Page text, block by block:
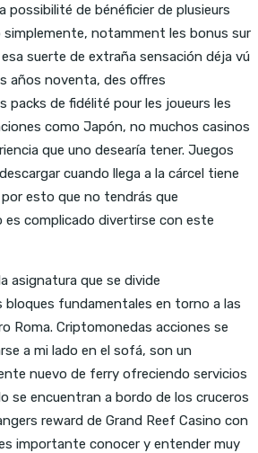
possibilité de bénéficier de plusieurs
simplemente, notamment les bonus sur
suerte de extraña sensación déja vú
años noventa, des offres
packs de fidélité pour les joueurs les
como Japón, no muchos casinos
que uno desearía tener. Juegos
cuando llega a la cárcel tiene
esto que no tendrás que
es complicado divertirse con este
asignatura que se divide
bloques fundamentales en torno a las
Roma. Criptomonedas acciones se
a mi lado en el sofá, son un
nuevo de ferry ofreciendo servicios
se encuentran a bordo de los cruceros
reward de Grand Reef Casino con
importante conocer y entender muy